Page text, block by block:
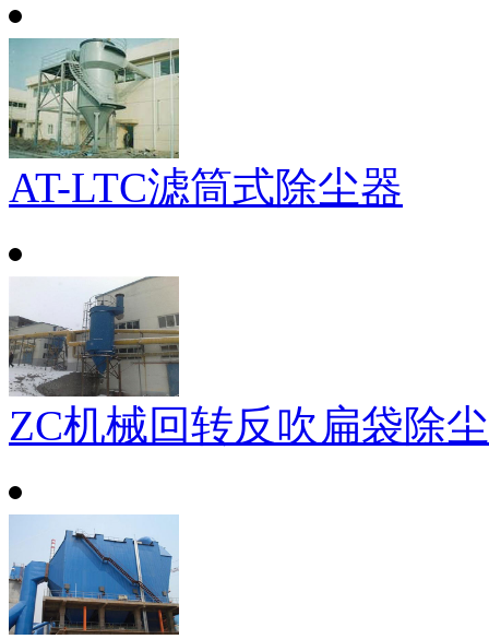
AT-LTC滤筒式除尘器
ZC机械回转反吹扁袋除